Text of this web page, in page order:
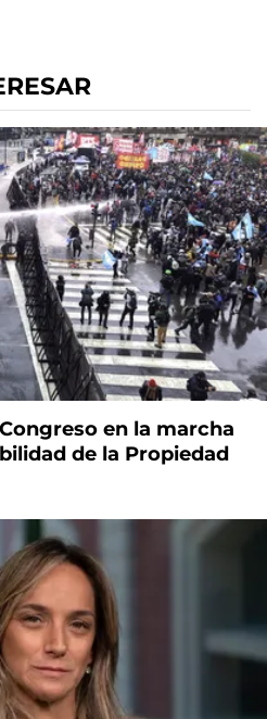
en la marcha
de la Propiedad